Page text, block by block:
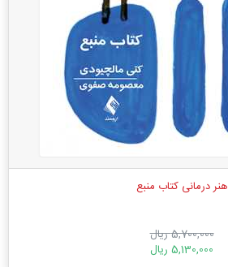
هنر درمانی کتاب منبع
5,700,000 ریال
5,130,000 ریال